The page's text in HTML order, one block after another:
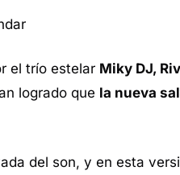
el trío estelar Miky DJ,
logrado que la nueva
del son, y en esta